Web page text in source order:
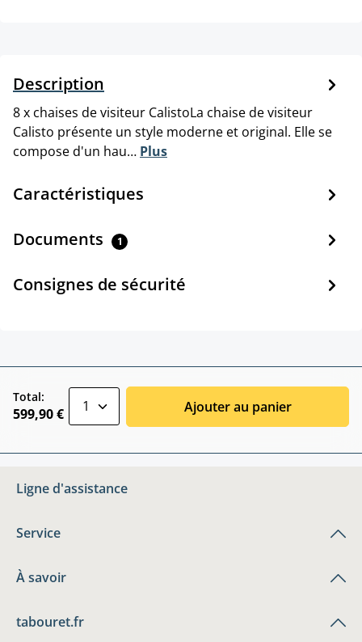
Description
8 x chaises de visiteur CalistoLa chaise de visiteur
Calisto présente un style moderne et original. Elle se
compose d'un hau… Plus
Caractéristiques
Documents 1
Consignes de sécurité
Total:
599,90 € Ajouter au panier
Ligne d'assistance
Service
À savoir
tabouret.fr